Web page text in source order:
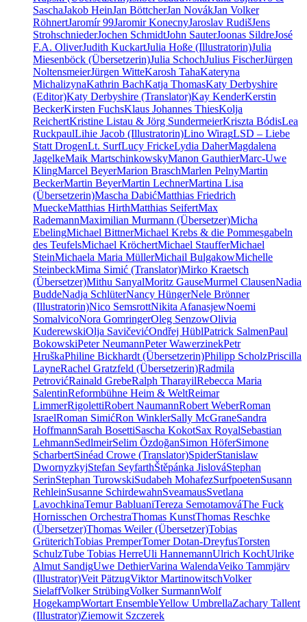
SaschaJakob HeinJan BöttcherJan NovákJan Volker
RöhnertJaromír 99Jaromir KonecnyJaroslav RudišJens
StrohschniederJochen SchmidtJohn SauterJoonas SildreJosé
F.A. OliverJudith KuckartJulia Hoße (Illustratorin)Julia
Miesenböck (Übersetzerin)Julia SchochJulius FischerJürgen
NoltensmeierJürgen WitteKarosh TahaKateryna
MichalizynaKathrin BachKatja ThomasKaty Derbyshire
(Editor)Katy Derbyshire (Translator)Kay KenderKerstin
BeckerKirsten FuchsKlaus Johannes ThiesKolja
ReichertKristine Listau & Jörg SundermeierKriszta BódisLea
RuckpaulLihie Jacob (Illustratorin)Lino WiragLSD – Liebe
Statt DrogenLt. SurfLucy FrickeLydia DaherMagdalena
JagelkeMaik MartschinkowskyManon GauthierMarc-Uwe
KlingMarcel BeyerMarion BraschMarlen PelnyMartin
BeckerMartin BeyerMartin LechnerMartina Lisa
(Übersetzerin)Mascha DabićMatthias Friedrich
MueckeMatthias HirthMatthias SeifertMax
RademannMaximilian Murmann (Übersetzer)Micha
EbelingMichael BittnerMichael Krebs & die Pommesgabeln
des TeufelsMichael KröchertMichael StaufferMichael
SteinMichaela Maria MüllerMichail BulgakowMichelle
SteinbeckMima Simić (Translator)Mirko Kraetsch
(Übersetzer)Mithu SanyalMoritz GauseMurmel ClausenNadia
BuddeNadja SchlüterNancy HüngerNele Brönner
(Illustratorin)Nico SemsrottNikita AfanasjewNoemi
SomalvicoNora GomringerOleg SenzowOlivia
KuderewskiOlja SavičevićOndřej HüblPatrick SalmenPaul
BokowskiPeter NeumannPeter WawerzinekPetr
HruškaPhiline Bickhardt (Übersetzerin)Philipp ScholzPriscilla
LayneRachel Gratzfeld (Übersetzerin)Radmila
PetrovićRainald GrebeRalph TharayilRebecca Maria
SalentinReformbühne Heim & WeltReimar
LimmerRigolettiRobert NaumannRobert WeberRoman
IsraelRoman SimićRon WinklerSally McGraneSandra
HoffmannSarah BosettiSascha KokotSax RoyalSebastian
LehmannSedlmeirSelim ÖzdoğanSimon HöferSimone
ScharbertSinéad Crowe (Translator)SpiderStanislaw
DwornyzkyjStefan SeyfarthŠtěpánka JislováStephan
SerinStephan TurowskiSudabeh MohafezSurfpoetenSusann
RehleinSusanne SchirdewahnSveamausSvetlana
LavochkinaTemur BabluaniTereza SemotamováThe Fuck
Hornisschen OrchestraThomas KunstThomas Reschke
(Übersetzer)Thomas Weiler (Übersetzer)Tobias
GrüterichTobias PremperTomer Dotan-DreyfusTorsten
SchulzTube Tobias HerreUli HannemannUlrich KochUlrike
Almut SandigUwe DethierVarina WalendaVeiko Tammjärv
(Illustrator)Veit PätzugViktor MartinowitschVolker
SielaffVolker StrübingVolker SurmannWolf
HogekampWortart EnsembleYellow UmbrellaZachary Tallent
(Illustrator)Ziemowit Szczerek